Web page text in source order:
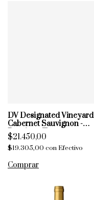
DV Designated Vineyard
Cabernet Sauvignon -
Domingo Tupungato
$21.450,00
$19.305,00 conEfectivo